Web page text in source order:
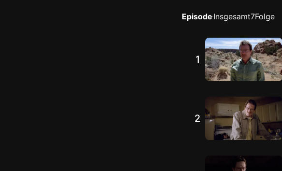
Episode Insgesamt7Folge
1
2